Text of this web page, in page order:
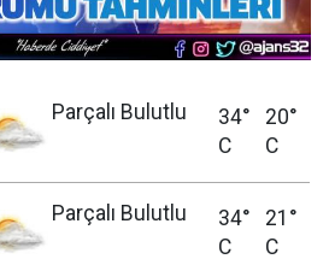
Parçalı Bulutlu
34°
C
20°
C
Parçalı Bulutlu
34°
C
21°
C